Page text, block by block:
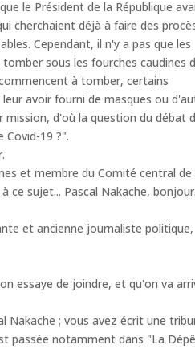
le Président de la République
cherchaient déjà à faire des
Cependant, il n'y a pas que les
sous les fourches caudines
à tomber, certains
avoir fourni de masques ou
mission, d'où la question du débat
Covid-19 ?".
et membre du Comité central de
ce sujet... Pascal Nakache,
et ancienne journaliste politique,
essaye de joindre, et qu'on va
Nakache ; vous avez écrit une
passée notamment dans "La